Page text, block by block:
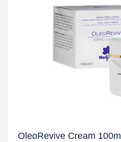
OleoRevive Cream 100ml